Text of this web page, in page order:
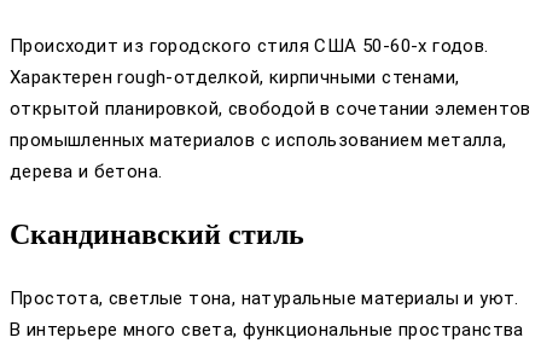
Происходит из городского стиля США 50-60-х годов.
Характерен rough-отделкой, кирпичными стенами,
открытой планировкой, свободой в сочетании элементов
промышленных материалов с использованием металла,
дерева и бетона.
Скандинавский стиль
Простота, светлые тона, натуральные материалы и уют.
В интерьере много света, функциональные пространства